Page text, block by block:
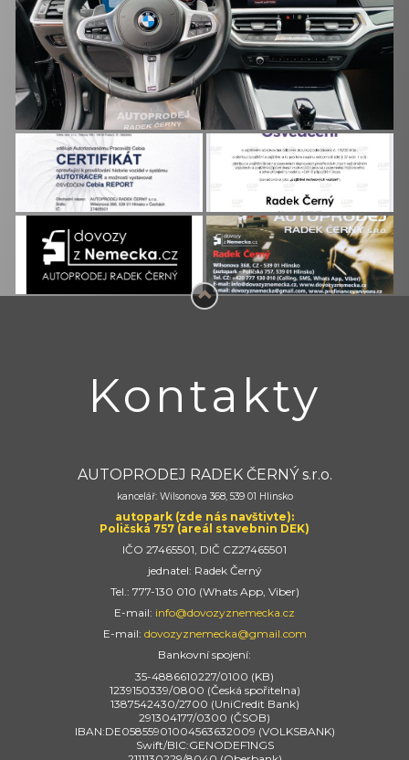
Kontakty
AUTOPRODEJ RADEK ČERNÝ s.r.o.
kancelář: Wilsonova 368, 539 01 Hlinsko
autopark (zde nás navštivte):
Poličská 757 (areál stavebnin DEK)
IČO 27465501, DIČ CZ27465501
jednatel: Radek Černý
Tel.: 777-130 010 (Whats App, Viber)
E-mail: info@dovozyznemecka.cz
E-mail: dovozyznemecka@gmail.com
Bankovní spojení:
35-4886610227/0100 (KB)
1239150339/0800 (Česká spořitelna)
1387542430/2700 (UniCredit Bank)
291304177/0300 (ČSOB)
IBAN:DE05855901004563632009 (VOLKSBANK)
Swift/BIC:GENODEF1NGS